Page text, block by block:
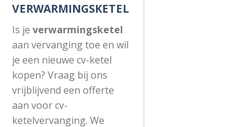
VERWARMINGSKETEL
Is je verwarmingsketel
aan vervanging toe en wil
je een nieuwe cv-ketel
kopen? Vraag bij ons
vrijblijvend een offerte
aan voor cv-
ketelvervanging. We